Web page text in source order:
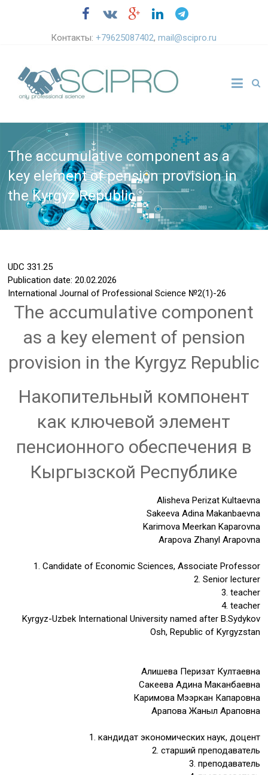
Контакты:+79625087402,mail@scipro.ru
The accumulative component as a
key element of pension provision in
the Kyrgyz Republic
UDC331.25
Publication date: 20.02.2026
International Journal of Professional Science №2(1)-26
The accumulative component
as a key element of pension
provision in the Kyrgyz Republic
Накопительный компонент
как ключевой элемент
пенсионного обеспечения в
Кыргызской Республике
Alisheva Perizat Kultaevna
Sakeeva Adina Makanbaevna
Karimova Meerkan Kaparovna
Arapova Zhanyl Arapovna
1. Candidate of Economic Sciences, Associate Professor
2. Senior lecturer
3. teacher
4. teacher
Kyrgyz-Uzbek International University named after B.Sydykov
Osh, Republic of Kyrgyzstan
Алишева Перизат Култаевна
Сакеева Адина Маканбаевна
Каримова Мээркан Капаровна
Арапова Жаныл Араповна
1. кандидат экономических наук, доцент
2. старший преподаватель
3. преподаватель